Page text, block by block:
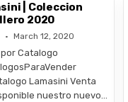
| Coleccion
2020
March 12, 2020
Catalogo
Lamasini Venta
nuestro nuevo…